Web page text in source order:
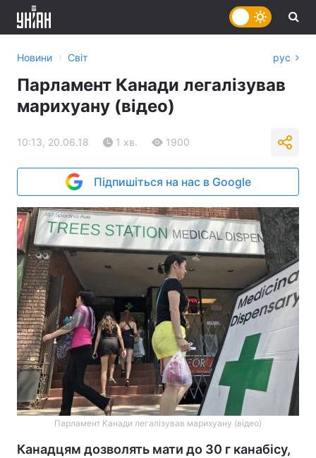
Новини › Світ рус
Парламент Канади легалізував
марихуану (відео)
10:13, 20.06.18 1 хв. 1900
Підпишіться на нас в Google
Парламент Канади легалізував марихуану (відео)
Канадцям дозволять мати до 30 г канабісу,